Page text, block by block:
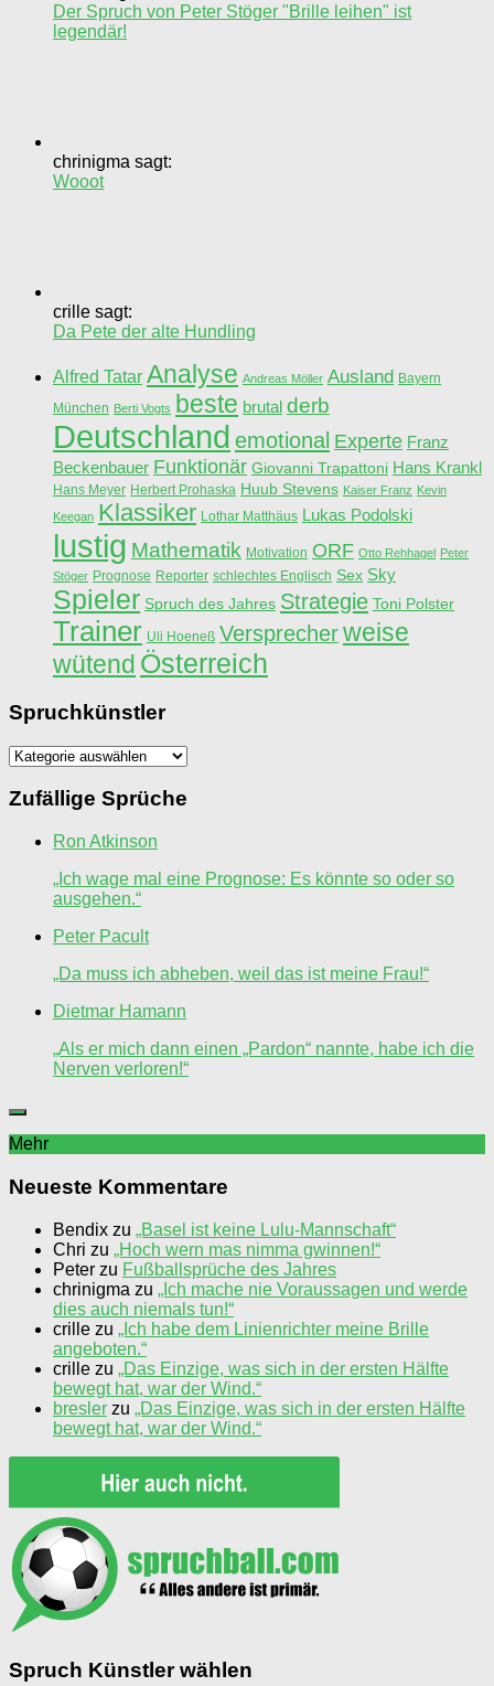
Der Spruch von Peter Stöger "Brille leihen" ist
legendär!
chrinigma sagt:
Wooot
crille sagt:
Da Pete der alte Hundling
Alfred Tatar Analyse Andreas Möller Ausland Bayern
München Berti Vogts beste brutal derb
Deutschland emotional Experte Franz
Beckenbauer Funktionär Giovanni Trapattoni Hans Krankl
Hans Meyer Herbert Prohaska Huub Stevens Kaiser Franz Kevin
Keegan Klassiker Lothar Matthäus Lukas Podolski
lustig Mathematik Motivation ORF Otto Rehhagel Peter
Stöger Prognose Reporter schlechtes Englisch Sex Sky
Spieler Spruch des Jahres Strategie Toni Polster
Trainer Uli Hoeneß Versprecherweise
wütend Österreich
Spruchkünstler
Spruchkünstler
Zufällige Sprüche
Ron Atkinson
„Ich wage mal eine Prognose: Es könnte so oder so
ausgehen.“
Peter Pacult
„Da muss ich abheben, weil das ist meine Frau!“
Dietmar Hamann
„Als er mich dann einen „Pardon“ nannte, habe ich die
Nerven verloren!“
Mehr
Neueste Kommentare
Bendix zu „Basel ist keine Lulu-Mannschaft“
Chri zu „Hoch wern mas nimma gwinnen!“
Peter zu Fußballsprüche des Jahres
chrinigma zu „Ich mache nie Voraussagen und werde
dies auch niemals tun!“
crille zu „Ich habe dem Linienrichter meine Brille
angeboten.“
crille zu „Das Einzige, was sich in der ersten Hälfte
bewegt hat, war der Wind.“
bresler zu „Das Einzige, was sich in der ersten Hälfte
bewegt hat, war der Wind.“
Spruch Künstler wählen